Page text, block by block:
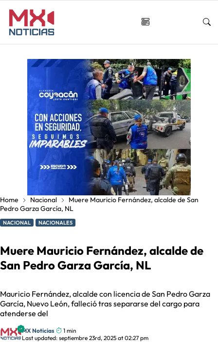
Home Nacional
Muere Mauricio Fernández, alcalde de San
Pedro Garza García, NL
NACIONAL NACIONALES
Muere Mauricio Fernández, alcalde de
San Pedro Garza García, NL
Mauricio Fernández, alcalde con licencia de San Pedro Garza
García, Nuevo León, falleció tras separarse del cargo para
atenderse del
MX Noticias
1 min
Last updated: septiembre 23rd, 2025 at 02:27 pm